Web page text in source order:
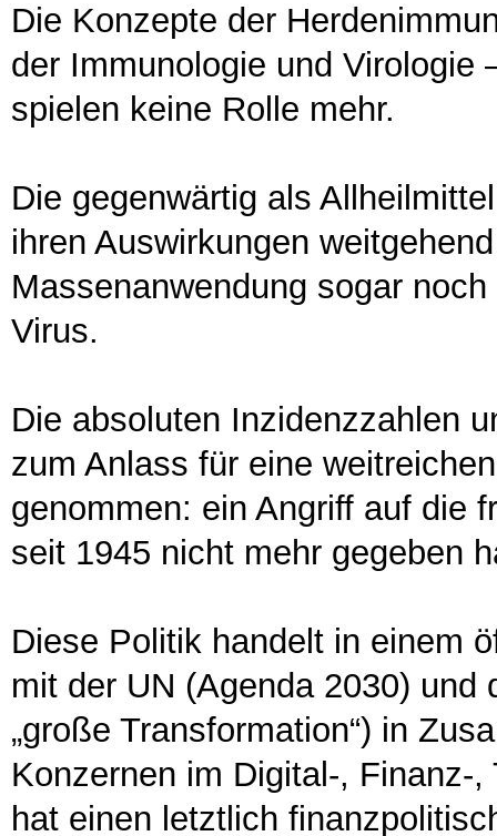
Die Konzepte der
der Immunologie und Virologie
spielen keine Rolle mehr.
Die gegenwärtig als
ihren Auswirkungen
Massenanwendung sogar
Virus.
Die absoluten Inzidenzzahlen
zum Anlass für eine
genommen: ein Angriff auf die
seit 1945 nicht mehr gegeben
Diese Politik handelt in einem
mit der UN (Agenda 2030)
„große Transformation“) in
Konzernen im Digital-, Finanz-
hat einen letztlich